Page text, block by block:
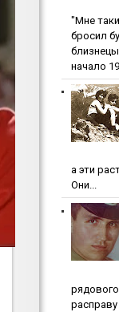
"Мнe
бpocил
начало
а эти
Они...